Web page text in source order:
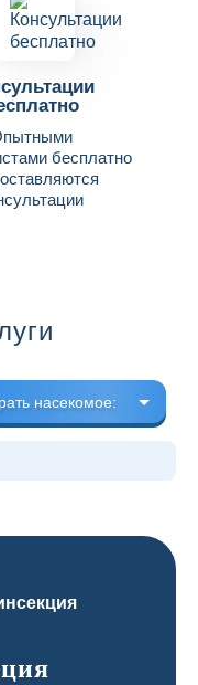
бесплатно
насекомое: